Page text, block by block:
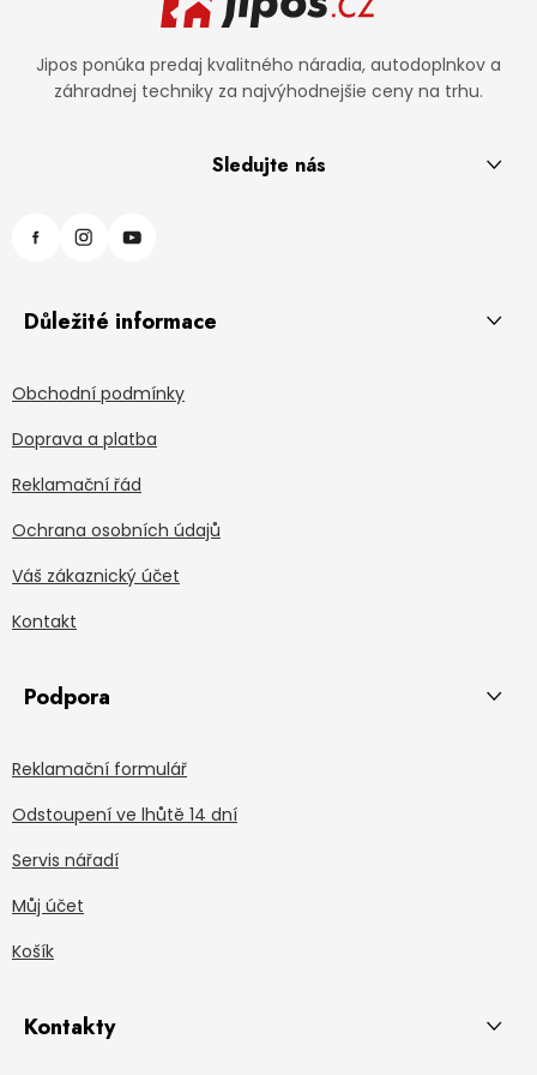
Jipos ponúka predaj kvalitného náradia, autodoplnkov a
záhradnej techniky za najvýhodnejšie ceny na trhu.
Sledujte nás
Důležité informace
Obchodní podmínky
Doprava a platba
Reklamační řád
Ochrana osobních údajů
Váš zákaznický účet
Kontakt
Podpora
Reklamační formulář
Odstoupení ve lhůtě 14 dní
Servis nářadí
Můj účet
Košík
Kontakty